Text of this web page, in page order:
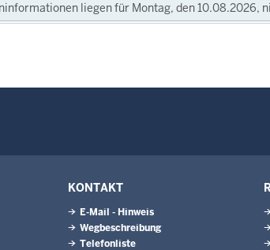
liegen für Montag, den 10.08.2026,
KONTAKT
E-Mail - Hinweis
Wegbeschreibung
Telefonliste